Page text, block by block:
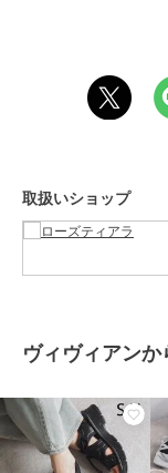
【お取り扱い等につ
たパソコン・スマー
が若干異なる場合も
ここにしかない、
かわいいを楽しむ、
小さなころ、大好き
いつでもいっしょに
取扱いショップ
ヴィヴィアン